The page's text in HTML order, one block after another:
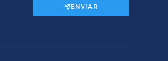
ENVIAR